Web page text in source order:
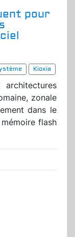
pour
Kioxia
zonale
dans le
flash